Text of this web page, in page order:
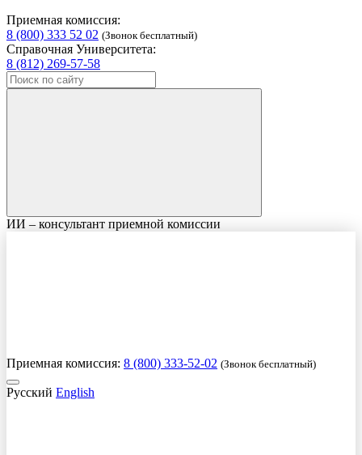
Приемная комиссия:
8 (800) 333 52 02 (Звонок бесплатный)
Справочная Университета:
8 (812) 269-57-58
ИИ – консультант приемной комиссии
Приемная комиссия: 8 (800) 333-52-02 (Звонок бесплатный)
Русский English